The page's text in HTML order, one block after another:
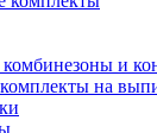
и
на